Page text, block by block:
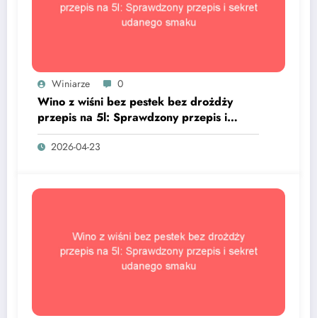
Winiarze 0
Wino z wiśni bez pestek bez drożdży
przepis na 5l: Sprawdzony przepis i
sekret udanego smaku
2026-04-23